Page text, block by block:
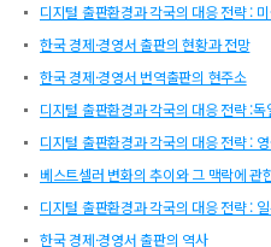
디지털 출판환경과 각국의 대응 전략 :
한국 경제·경영서 출판의 현황과 전망
한국 경제·경영서 번역출판의 현주소
디지털 출판환경과 각국의 대응 전략 :독
디지털 출판환경과 각국의 대응 전략 :
베스트셀러 변화의 추이와 그 맥락에 관
디지털 출판환경과 각국의 대응 전략 :
한국 경제·경영서 출판의 역사